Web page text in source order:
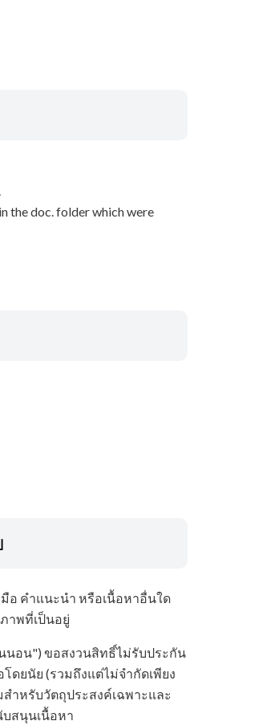
the doc. folder which were
มือ คำแนะนำ หรือเนื้อหาอื่นใด
าพที่เป็นอยู่
นอน") ขอสงวนสิทธิ์ไม่รับประกัน
ดยนัย (รวมถึงแต่ไม่จำกัดเพียง
ำหรับวัตถุประสงค์เฉพาะและ
บสนุนเนื้อหา